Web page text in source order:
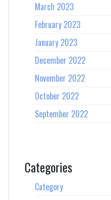
March 2023
February 2023
January 2023
December 2022
November 2022
October 2022
September 2022
Categories
Category